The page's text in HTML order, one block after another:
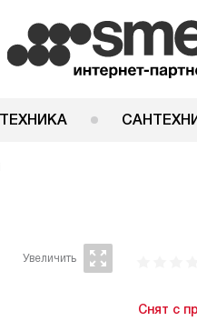
Снят с